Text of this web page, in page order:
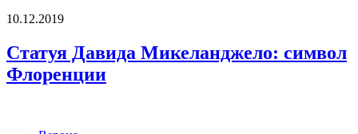
10.12.2019
Статуя Давида Микеланджело: символ
Флоренции